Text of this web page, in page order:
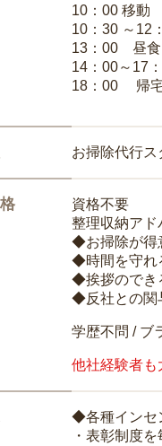
10：00 移動
10：30 ～12
13：00 昼食
14：00～17
18：00 帰宅
お掃除代行ス
資格不要
整理収納アド
◆お掃除が得
◆時間を守れ
◆挨拶のでき
◆反社との関
学歴不問 / ブ
他社経験者も
◆各種インセ
・表彰制度